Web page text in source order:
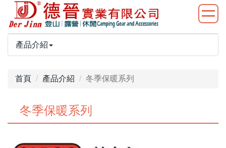
產品介紹
首頁 產品介紹 冬季保暖系列
冬季保暖系列